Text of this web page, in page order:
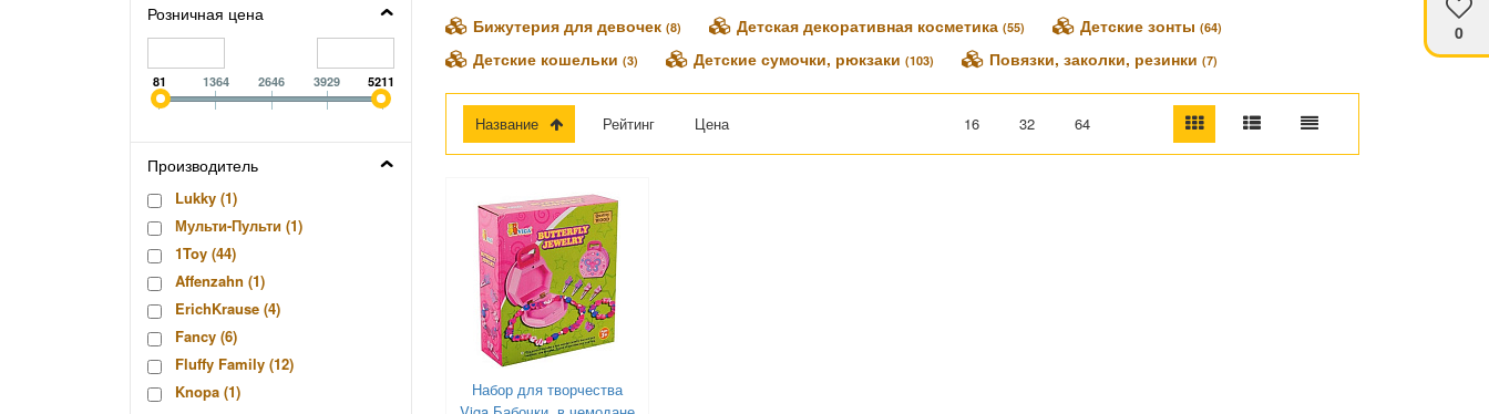
0
Розничная цена
81 1364 2646 3929 5211
Производитель
Lukky (1)
Мульти-Пульти (1)
1Toy (44)
Affenzahn (1)
ErichKrause (4)
Fancy (6)
Fluffy Family (12)
Knopa (1)
Бижутерия для девочек (8) Детская декоративная косметика (55) Детские зонты (64)
Детские кошельки (3) Детские сумочки, рюкзаки (103) Повязки, заколки, резинки (7)
Название Рейтинг Цена 16 32 64
Набор для творчества